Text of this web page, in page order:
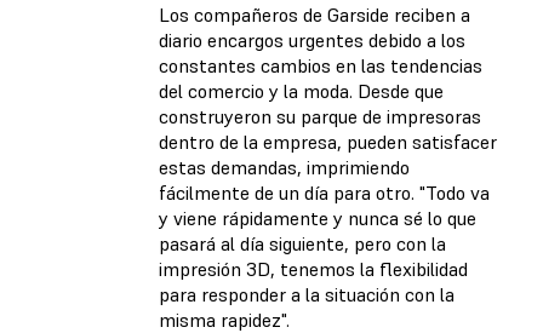
Los compañeros de Garside reciben a
diario encargos urgentes debido a los
constantes cambios en las tendencias
del comercio y la moda. Desde que
construyeron su parque de impresoras
dentro de la empresa, pueden satisfacer
estas demandas, imprimiendo
fácilmente de un día para otro. "Todo va
y viene rápidamente y nunca sé lo que
pasará al día siguiente, pero con la
impresión 3D, tenemos la flexibilidad
para responder a la situación con la
misma rapidez".